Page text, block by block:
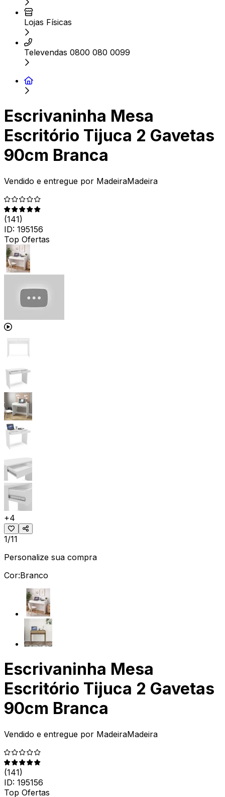
Lojas Físicas
Televendas 0800 080 0099
Escrivaninha Mesa
Escritório Tijuca 2 Gavetas
90cm Branca
Vendido e entregue por MadeiraMadeira
(141)
ID: 195156
Top Ofertas
+4
1/11
Personalize sua compra
Cor:Branco
Escrivaninha Mesa
Escritório Tijuca 2 Gavetas
90cm Branca
Vendido e entregue por MadeiraMadeira
(141)
ID: 195156
Top Ofertas